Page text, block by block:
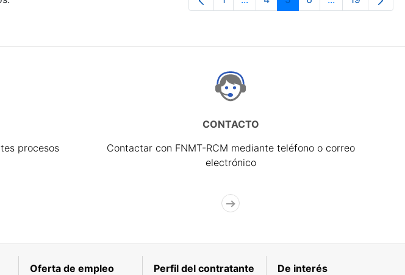
PáginaPáginas intermedias Use TAB
PáginaPáginaPáginaPáginasPágina
procesos
CONTACTO
Contactar con FNMT-RCM mediante teléfono o correo
electrónico
Oferta de empleo Perfil del contratante De interés